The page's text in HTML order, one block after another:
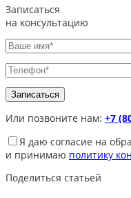
Записаться
на консультацию
Или позвоните нам: +7
Я даю согласие на
и принимаю политику
Поделиться статьей